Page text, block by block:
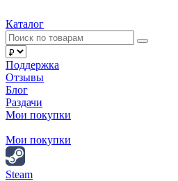
Каталог
Поддержка
Отзывы
Блог
Раздачи
Мои покупки
Мои покупки
Steam